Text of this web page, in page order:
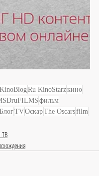
KinoBlogRu KinoStarzкино
фильм
TVОскарThe Oscarsfilm
ТВ